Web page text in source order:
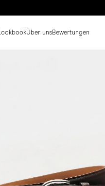
LookbookÜber unsBewertungen